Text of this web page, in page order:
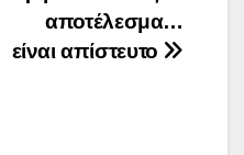
αποτέλεσμα…
είναι απίστευτο